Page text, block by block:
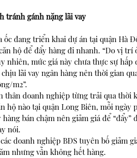
tránh gánh nặng lãi vay
ốc đang triển khai dự án tại quận Hà
hộ để đẩy hàng đi nhanh. “Do vị
nhiên, mức giá này chưa thực sự
lãi vay ngân hàng nên thời gian
m2”.
thân doanh nghiệp từng trải qua
hộ nào tại quận Long Biên, mỗi
bán chậm nên giảm giá để
nói.
doanh nghiệp BĐS tuyên bố giảm
nhưng vẫn không hết hàng.